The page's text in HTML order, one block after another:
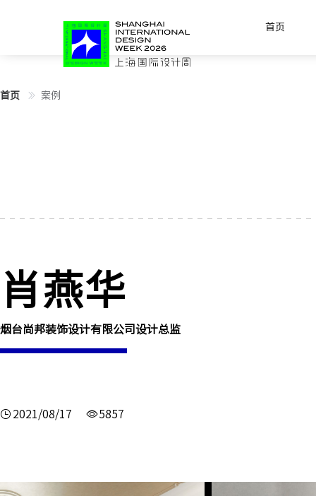
首页
首页 案例
肖燕华
烟台尚邦装饰设计有限公司设计总监
2021/08/17 5857